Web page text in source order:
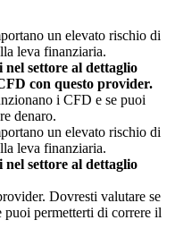
un elevato rischio di
leva finanziaria.
settore al dettaglio
con questo provider.
i CFD e se puoi
denaro.
un elevato rischio di
leva finanziaria.
settore al dettaglio
Dovresti valutare se
permetterti di correre il